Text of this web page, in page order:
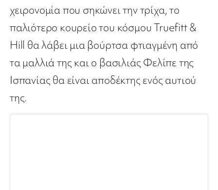
χειρονομία που σηκώνει την τρίχα, το
παλιότερο κουρείο του κόσμου Truefitt &
Hill θα λάβει μια βούρτσα φτιαγμένη από
τα μαλλιά της και ο βασιλιάς Φελίπε της
Ισπανίας θα είναι αποδέκτης ενός αυτιού
της.